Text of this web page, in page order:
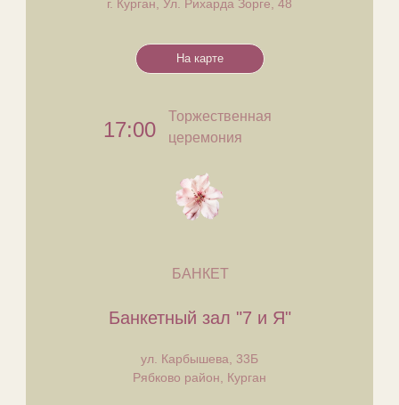
г. Курган, Ул. Рихарда Зорге, 48
Торжественная
церемония
17:00
БАНКЕТ
​Банкетный зал "7 и Я"
ул. Карбышева, 33Б
Рябково район, Курган
На карте